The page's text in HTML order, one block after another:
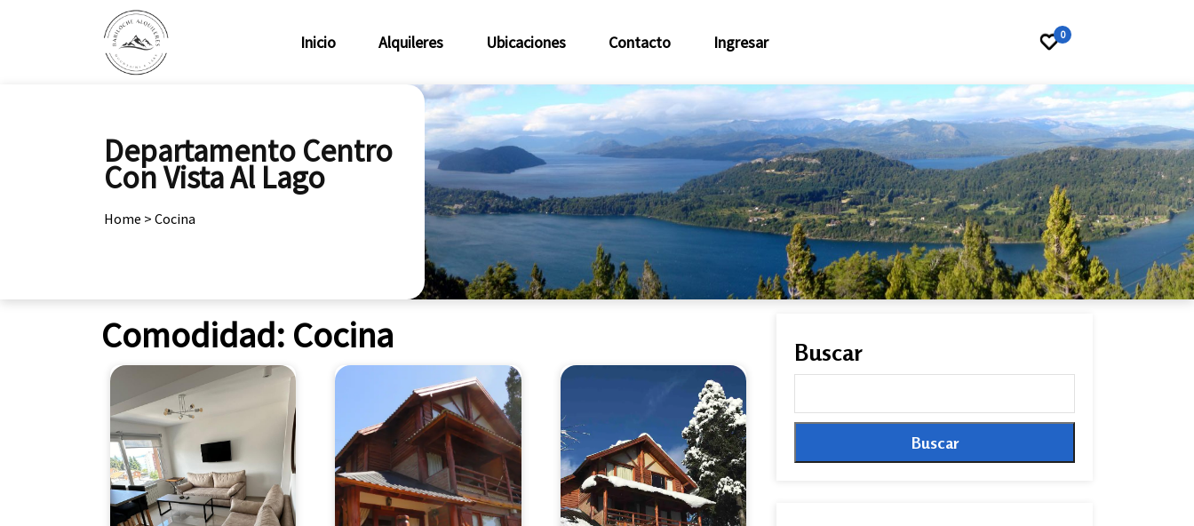
Inicio Alquileres Ubicaciones Contacto Ingresar 0
Departamento Centro
Con Vista Al Lago
Home > Cocina
Comodidad: Cocina Buscar
Buscar